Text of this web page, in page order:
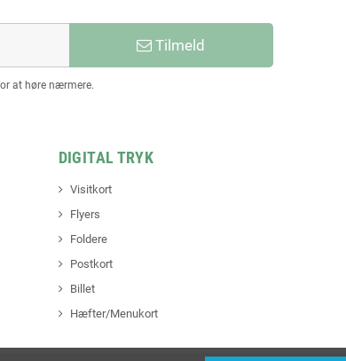
Tilmeld
at høre nærmere.
DIGITAL TRYK
Visitkort
Flyers
Foldere
Postkort
Billet
Hæfter/Menukort